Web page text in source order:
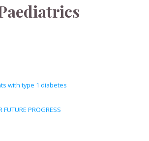
with type 1 diabetes
FUTURE PROGRESS